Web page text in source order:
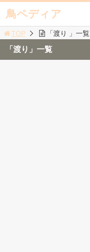
鳥ペディア
TOP 「渡り 」一覧
「渡り」一覧